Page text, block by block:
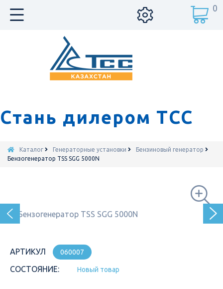
Стань дилером ТСС
0
Каталог Генераторные установки
Бензиновый генератор
Бензогенератор TSS SGG 5000N
АРТИКУЛ 060007
СОСТОЯНИЕ: Новый товар